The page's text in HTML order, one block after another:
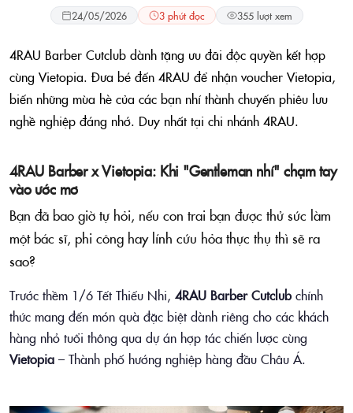
24/05/2026
3 phút đọc 355 lượt xem
4RAU Barber Cutclub dành tặng ưu đãi độc quyền kết hợp
cùng Vietopia. Đưa bé đến 4RAU để nhận voucher Vietopia,
biến những mùa hè của các bạn nhí thành chuyến phiêu lưu
nghề nghiệp đáng nhớ. Duy nhất tại chi nhánh 4RAU.
4RAU Barber x Vietopia: Khi "Gentleman nhí" chạm tay
vào ước mơ
Bạn đã bao giờ tự hỏi, nếu con trai bạn được thử sức làm
một bác sĩ, phi công hay lính cứu hỏa thực thụ thì sẽ ra
sao?
Trước thềm 1/6 Tết Thiếu Nhi, 4RAU Barber Cutclub chính
thức mang đến món quà đặc biệt dành riêng cho các khách
hàng nhỏ tuổi thông qua dự án hợp tác chiến lược cùng
Vietopia – Thành phố hướng nghiệp hàng đầu Châu Á.